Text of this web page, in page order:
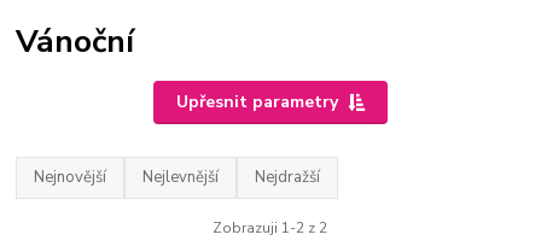
Vánoční
Upřesnit parametry
Nejnovější Nejlevnější Nejdražší
Zobrazuji 1-2 z 2